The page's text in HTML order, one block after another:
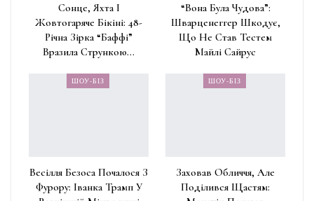
Сонце, Яхта І
Жовтогаряче Бікіні: 48-
Річна Зірка “Баффі”
Вразила Стрункою…
“Вона Була Чудова”:
Шварценеггер Шкодує,
Що Не Став Тестем
Майлі Сайрус
ШОУ-БІЗ
Весілля Безоса Почалося З
Фурору: Іванка Трамп У
ШОУ-БІЗ
Заховав Обличчя, Але
Поділився Щастям: